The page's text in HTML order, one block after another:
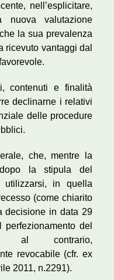
nell’esplicitare,
valutazione
la sua prevalenza
ricevuto vantaggi dal
contenuti e finalità
declinarne i relativi
delle procedure
che, mentre la
la stipula del
utilizzarsi, in quella
(come chiarito
decisione in data 29
del
al contrario,
revocabile (cfr. ex
2011, n.2291).